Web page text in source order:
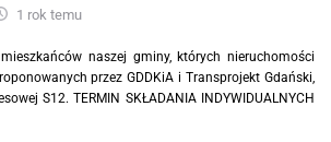
1 rok temu
naszej gminy, których nieruchomości
przez GDDKiA i Transprojekt Gdański,
S12. TERMIN SKŁADANIA INDYWIDUALNYCH